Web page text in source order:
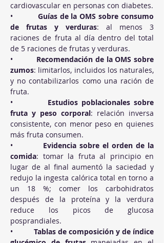
cardiovascular en personas con diabetes.
• Guías de la OMS sobre consumo
de frutas y verduras: al menos 3
raciones de fruta al día dentro del total
de 5 raciones de frutas y verduras.
• Recomendación de la OMS sobre
zumos: limitarlos, incluidos los naturales,
y no contabilizarlos como una ración de
fruta.
• Estudios poblacionales sobre
fruta y peso corporal: relación inversa
consistente, con menor peso en quienes
más fruta consumen.
• Evidencia sobre el orden de la
comida: tomar la fruta al principio en
lugar de al final aumentó la saciedad y
redujo la ingesta calórica total en torno a
un 18 %; comer los carbohidratos
después de la proteína y la verdura
reduce los picos de glucosa
posprandiales.
• Tablas de composición y de índice